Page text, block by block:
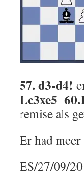
57. d3-d4!
Lc3xe5
remise als
Er had
ES/27/09/